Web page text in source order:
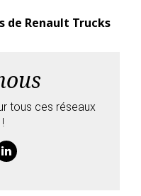
de Renault Trucks
tous ces réseaux